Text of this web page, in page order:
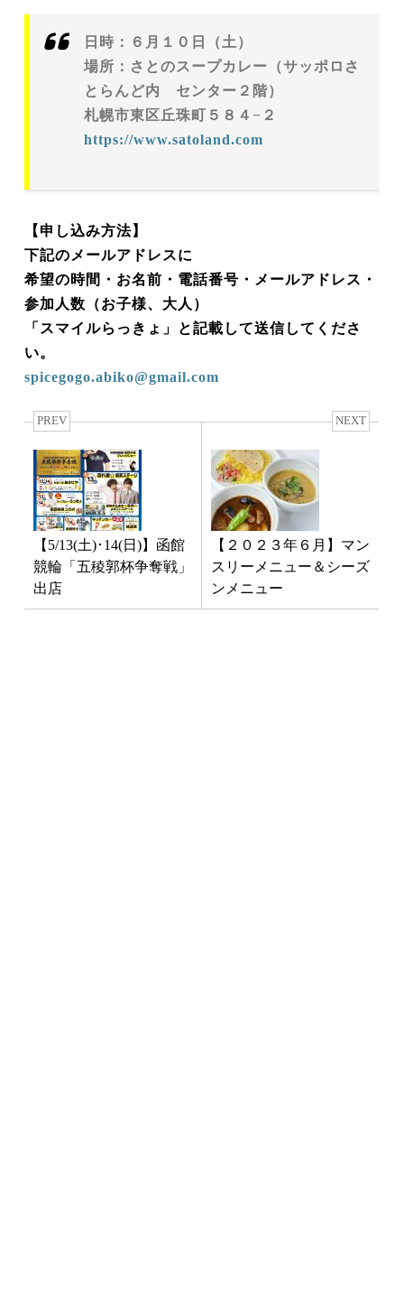
日時：６月１０日（土）
場所：さとのスープカレー（サッポロさ
とらんど内 センター２階）
札幌市東区丘珠町５８４−２
https://www.satoland.com
【申し込み方法】
下記のメールアドレスに
希望の時間・お名前・電話番号・メールアドレス・
参加人数（お子様、大人）
「スマイルらっきょ」と記載して送信してくださ
い。
spicegogo.abiko@gmail.com
PREV
【5/13(土)･14(日)】函館
競輪「五稜郭杯争奪戦」
出店
NEXT
【２０２３年６月】マン
スリーメニュー＆シーズ
ンメニュー